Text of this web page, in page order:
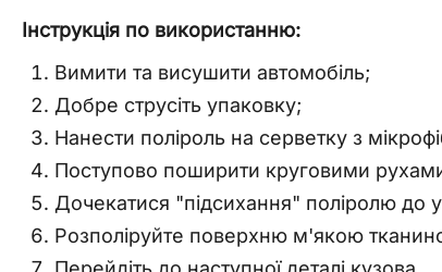
Інструкція по використанню:
Вимити та висушити автомобіль;
Добре струсіть упаковку;
Нанести поліроль на серветку з
Поступово поширити круговими
Дочекатися "підсихання" поліролю до
Розполіруйте поверхню м'якою